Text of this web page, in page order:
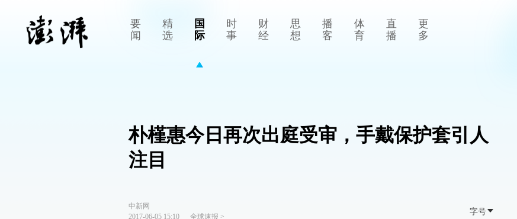
要
闻
精
选
国
际
时
事
财
经
思
想
播
客
体
育
直
播
更
多
朴槿惠今日再次出庭受审，手戴保护套引人
注目
中新网
2017-06-05 15:10
全球速报 >
字号